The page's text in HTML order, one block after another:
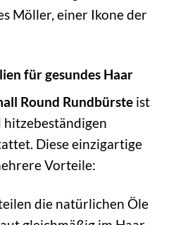
Möller, einer Ikone der
für gesundes Haar
Round Rundbürste ist
Diese einzigartige
Vorteile:
die natürlichen Öle